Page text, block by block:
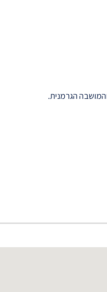
הגרמנית.